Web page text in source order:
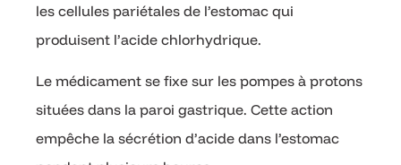
les cellules pariétales de l’estomac qui
produisent l’acide chlorhydrique.
Le médicament se fixe sur les pompes à protons
situées dans la paroi gastrique. Cette action
empêche la sécrétion d’acide dans l’estomac